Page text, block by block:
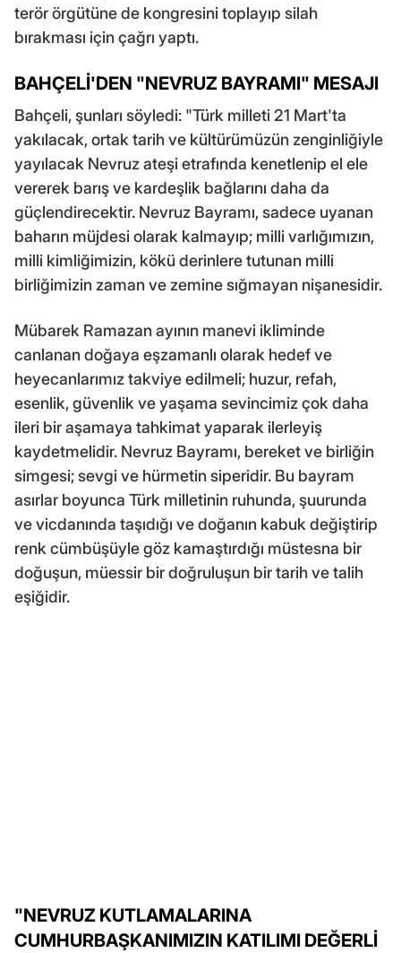
terör örgütüne de kongresini toplayıp silah
bırakması için çağrı yaptı.
BAHÇELİ'DEN "NEVRUZ BAYRAMI" MESAJI
Bahçeli, şunları söyledi: "Türk milleti 21 Mart'ta
yakılacak, ortak tarih ve kültürümüzün zenginliğiyle
yayılacak Nevruz ateşi etrafında kenetlenip el ele
vererek barış ve kardeşlik bağlarını daha da
güçlendirecektir. Nevruz Bayramı, sadece uyanan
baharın müjdesi olarak kalmayıp; milli varlığımızın,
milli kimliğimizin, kökü derinlere tutunan milli
birliğimizin zaman ve zemine sığmayan nişanesidir.
Mübarek Ramazan ayının manevi ikliminde
canlanan doğaya eşzamanlı olarak hedef ve
heyecanlarımız takviye edilmeli; huzur, refah,
esenlik, güvenlik ve yaşama sevincimiz çok daha
ileri bir aşamaya tahkimat yaparak ilerleyiş
kaydetmelidir. Nevruz Bayramı, bereket ve birliğin
simgesi; sevgi ve hürmetin siperidir. Bu bayram
asırlar boyunca Türk milletinin ruhunda, şuurunda
ve vicdanında taşıdığı ve doğanın kabuk değiştirip
renk cümbüşüyle göz kamaştırdığı müstesna bir
doğuşun, müessir bir doğruluşun bir tarih ve talih
eşiğidir.
"NEVRUZ KUTLAMALARINA
CUMHURBAŞKANIMIZIN KATILIMI DEĞERLİ